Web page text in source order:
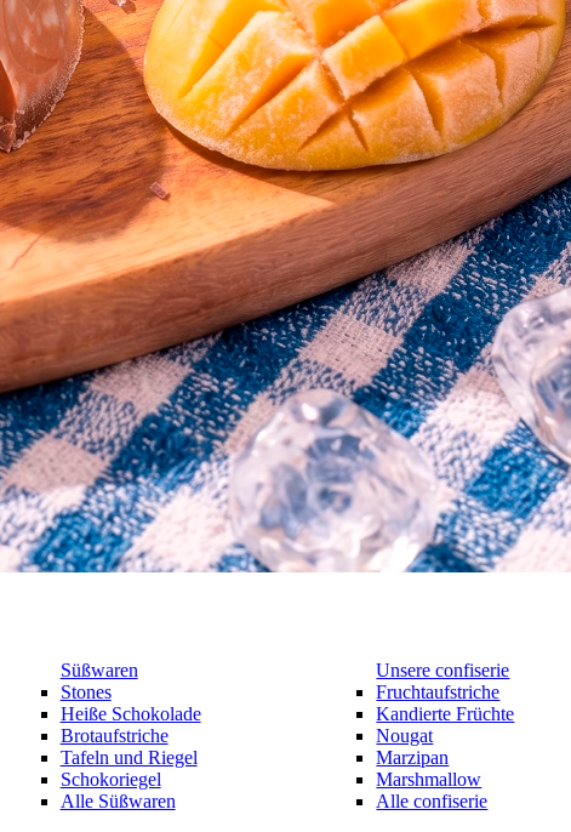
Süßwaren
Stones
Heiße Schokolade
Brotaufstriche
Tafeln und Riegel
Schokoriegel
Alle Süßwaren
Unsere confiserie
Fruchtaufstriche
Kandierte Früchte
Nougat
Marzipan
Marshmallow
Alle confiserie